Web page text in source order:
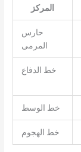
المركز
حارس
المرمى
خط الدفاع
خط الوسط
خط الهجوم